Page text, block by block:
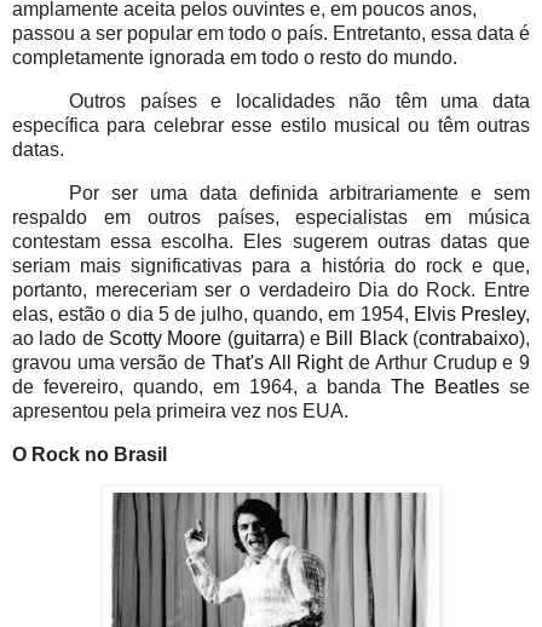
amplamente aceita pelos ouvintes e, em poucos anos,
passou a ser popular em todo o país. Entretanto, essa data é
completamente ignorada em todo o resto do mundo.
Outros países e localidades não têm uma data
específica para celebrar esse estilo musical ou têm outras
datas.
Por ser uma data definida arbitrariamente e sem
respaldo em outros países, especialistas em música
contestam essa escolha. Eles sugerem outras datas que
seriam mais significativas para a história do rock e que,
portanto, mereceriam ser o verdadeiro Dia do Rock. Entre
elas, estão o dia 5 de julho, quando, em 1954, Elvis Presley,
ao lado de Scotty Moore (guitarra) e Bill Black(contrabaixo),
gravou uma versão de That's All Rightde Arthur Crudup e 9
de fevereiro, quando, em 1964, a bandaThe Beatles se
apresentou pela primeira vez nos EUA.
O Rock no Brasil